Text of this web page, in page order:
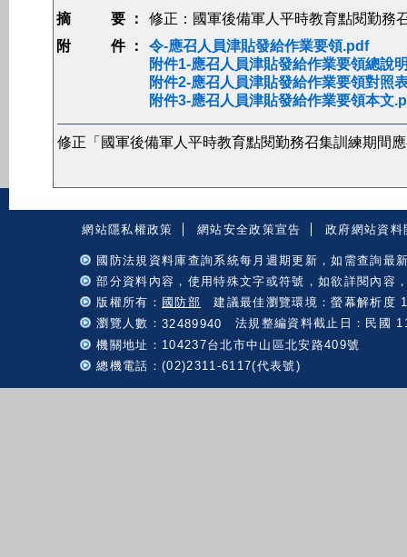
摘 要 ：
修正：國軍後備軍人平時教育點閱勤務
附 件 ：
令-應召人員津貼發給作業要領.pdf
附件1-應召人員津貼發給作業要領總說
附件2-應召人員津貼發給作業要領對照
附件3-應召人員津貼發給作業要領本文
修正「國軍後備軍人平時教育點閱勤務召集訓練期間
網站隱私權政策 網站安全政策宣告 政府網站資料
國防法規資料庫查詢系統每月週期更新，如需查詢最
部分資料內容，使用特殊文字或符號，如欲詳閱內容
版權所有： 國防部 建議最佳瀏覽環境：螢幕解析度
瀏覽人數：32489940
法規整編資料截止日：民國
機關地址：104237台北市中山區北安路409號
總機電話：(02)2311-6117(代表號)